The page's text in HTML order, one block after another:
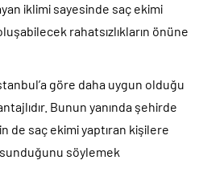
iklimi sayesinde saç ekimi
rahatsızlıkların önüne
göre daha uygun olduğu
Bunun yanında şehirde
de saç ekimi yaptıran kişilere
söylemek